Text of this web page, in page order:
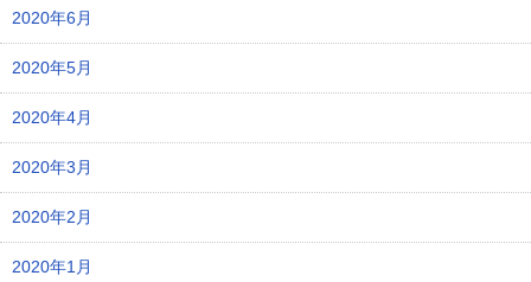
2020年6月
2020年5月
2020年4月
2020年3月
2020年2月
2020年1月